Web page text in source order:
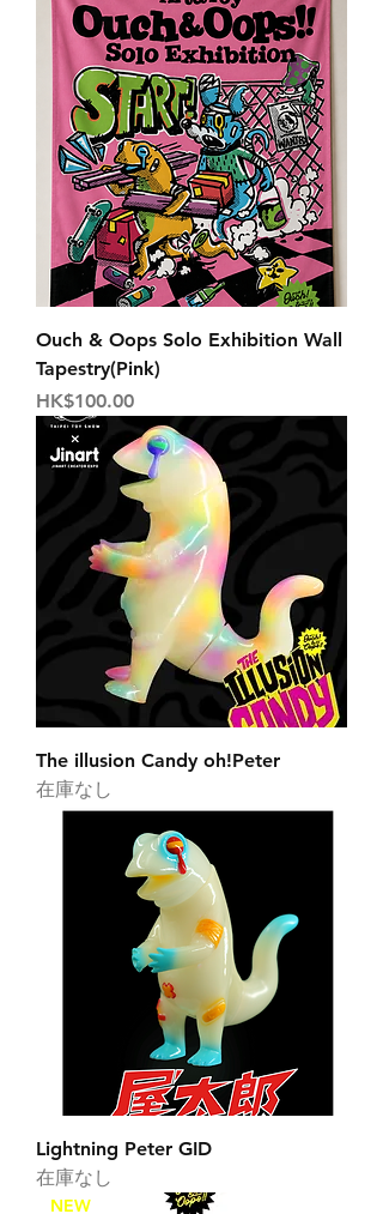
Ouch & Oops Solo Exhibition Wall
Tapestry(Pink)
価格
HK$100.00
The illusion Candy oh!Peter
在庫なし
Lightning Peter GID
在庫なし
NEW